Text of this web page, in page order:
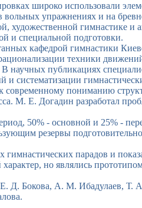
широко использовали
вольных упражнениях и на
художественной гимнастике и
и специальной подготовки.
кафедрой гимнастики
техники
научных публикациях
и систематизации
пониманию
М. Е. Догадин разработал
50% - основной и 25% -
резервы
парадов и
но являлись
Д. Бокова, А. М. Ибадулаев, Т.